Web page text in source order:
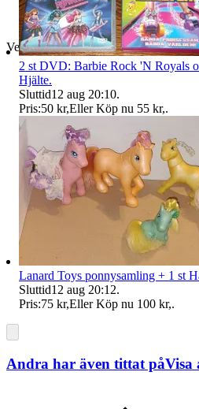
Verifierad
2 st DVD: Barbie Rock 'N Royals
Hjälte.
Sluttid12 aug 20:10.
Pris:50 kr,Eller Köp nu 55 kr,.
Lanard Toys ponnysamling + 1 st
Sluttid12 aug 20:12.
Pris:75 kr,Eller Köp nu 100 kr,.
Andra har även tittat påVisa